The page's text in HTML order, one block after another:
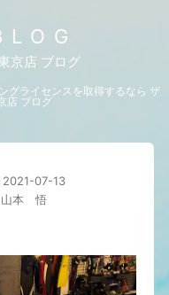
京店 ブログ
グライセンスを取得するなら ザ
店 ブログ
2021-07-13
山本 悟